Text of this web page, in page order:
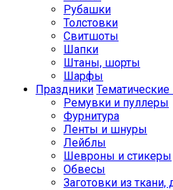
Рубашки
Толстовки
Свитшоты
Шапки
Штаны, шорты
Шарфы
Праздники
Ремувки и пуллеры
Фурнитура
Ленты и шнуры
Лейблы
Шевроны и стикеры
Обвесы
Заготовки из